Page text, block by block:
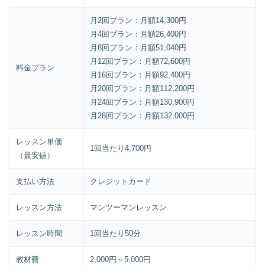
料金プラン
月2回プラン：月額14,300円
月4回プラン：月額26,400円
月8回プラン：月額51,040円
月12回プラン：月額72,600円
月16回プラン：月額92,400円
月20回プラン：月額112,200円
月24回プラン：月額130,900円
月28回プラン：月額132,000円
レッスン単価
（最安値）
1回当たり4,700円
支払い方法 クレジットカード
レッスン方法 マンツーマンレッスン
レッスン時間 1回当たり50分
教材費 2,000円～5,000円